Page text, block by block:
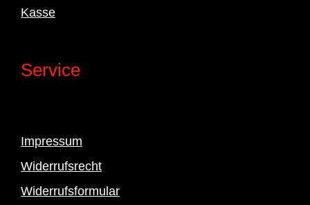
Kasse
Service
Impressum
Widerrufsrecht
Widerrufsformular